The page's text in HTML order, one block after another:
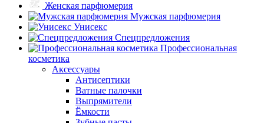
Женская парфюмерия
Мужская парфюмерия
Унисекс
Спецпредложения
Профессиональная
косметика
Аксессуары
Антисептики
Ватные палочки
Выпрямители
Ёмкости